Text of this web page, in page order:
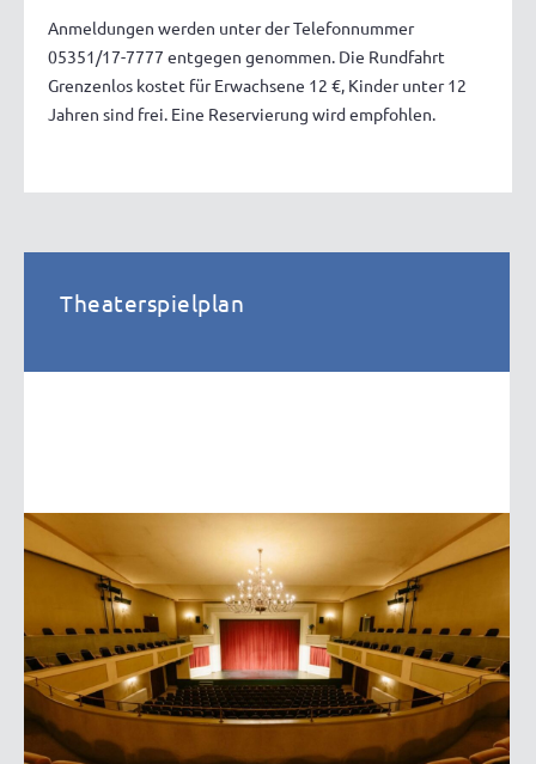
Anmeldungen werden unter der Telefonnummer
05351/17-7777 entgegen genommen. Die Rundfahrt
Grenzenlos kostet für Erwachsene 12 €, Kinder unter 12
Jahren sind frei. Eine Reservierung wird empfohlen.
Theaterspielplan